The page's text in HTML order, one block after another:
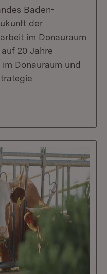
Baden-
der
im Donauraum
20 Jahre
Donauraum und